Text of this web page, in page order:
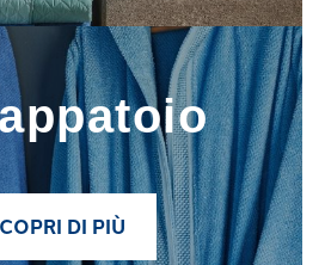
Link toAccappatoiocategory
DI PIÙ